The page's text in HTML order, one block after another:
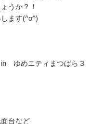
うか？！
ます(^o^)
in ゆめニティまつばら３
台など